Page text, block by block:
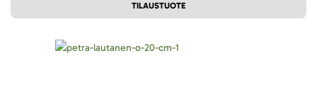
TILAUSTUOTE